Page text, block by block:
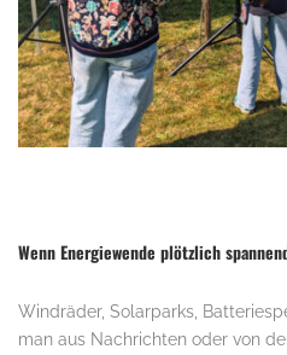
Wenn Energiewende plötzlich
Windräder, Solarparks,
man aus Nachrichten oder von